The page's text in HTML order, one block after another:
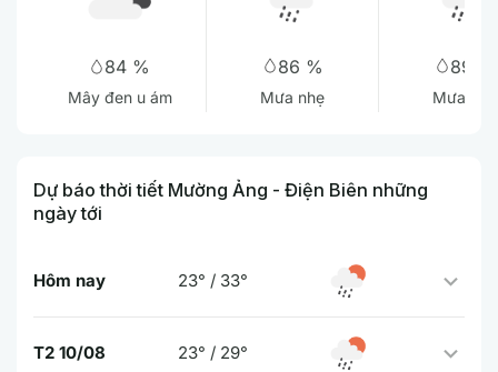
84 %
Mây đen u ám
86 %
Mưa nhẹ
89 %
Mưa nhẹ
Dự báo thời tiết Mường Ảng - Điện Biên những
ngày tới
Hôm nay 23° / 33°
T2 10/08 23° / 29°